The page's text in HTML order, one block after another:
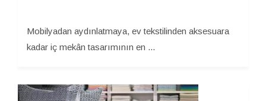
Mobilyadan aydınlatmaya, ev tekstilinden aksesuara
kadar iç mekân tasarımının en ...